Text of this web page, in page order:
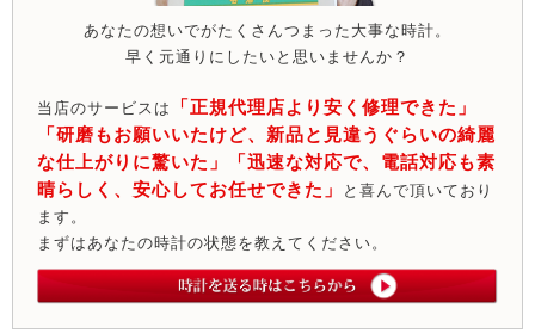
あなたの想いでがたくさんつまった大事な時計。
早く元通りにしたいと思いませんか？
当店のサービスは
「正規代理店より安く修理できた」
「研磨もお願いいたけど、新品と見違うぐらいの綺麗
な仕上がりに驚いた」「迅速な対応で、電話対応も素
晴らしく、安心してお任せできた」
と喜んで頂いており
ます。
まずはあなたの時計の状態を教えてください。